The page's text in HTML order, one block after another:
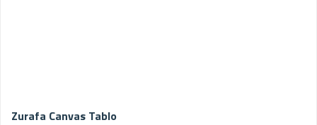
Zurafa Canvas Tablo